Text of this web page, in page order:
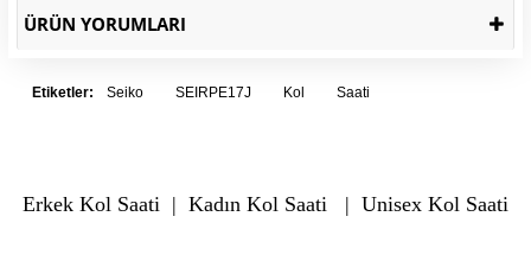
ÜRÜN YORUMLARI
Etiketler: Seiko SEIRPE17J Kol Saati
Erkek Kol Saati| Kadın Kol Saati| Unisex Kol Saati